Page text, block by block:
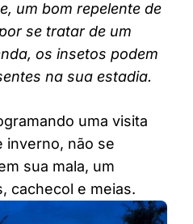
um bom repelente de
se tratar de um
os insetos podem
na sua estadia.
uma visita
inverno, não se
sua mala, um
cachecol e meias.